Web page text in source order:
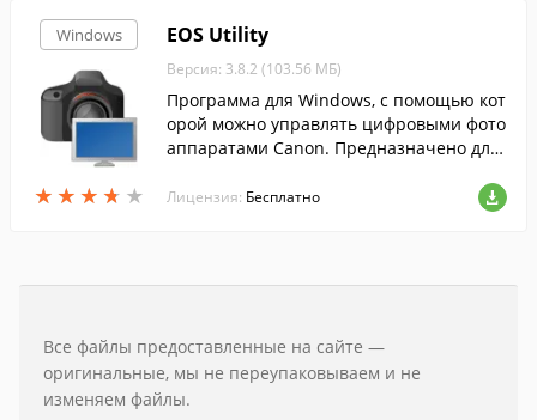
Windows
★ ★ ★ ★ ★
★ ★ ★ ★ ★
EOS Utility
Версия: 3.8.2 (103.56 МБ)
Программа для Windows, с помощью кот
орой можно управлять цифровыми фото
аппаратами Canon. Предназначено для
ь и передавать снимки с камеры на ком
Лицензия: Бесплатно
Все файлы предоставленные на сайте —
оригинальные, мы не переупаковываем и не
изменяем файлы.